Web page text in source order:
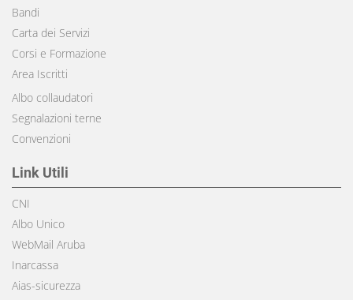
Bandi
Carta dei Servizi
Corsi e Formazione
Area Iscritti
Albo collaudatori
Segnalazioni terne
Convenzioni
Link Utili
CNI
Albo Unico
WebMail Aruba
Inarcassa
Aias-sicurezza